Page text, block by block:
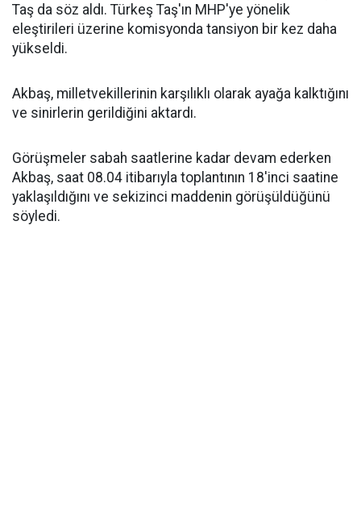
Taş da söz aldı. Türkeş Taş'ın MHP'ye yönelik
eleştirileri üzerine komisyonda tansiyon bir kez daha
yükseldi.
Akbaş, milletvekillerinin karşılıklı olarak ayağa kalktığını
ve sinirlerin gerildiğini aktardı.
Görüşmeler sabah saatlerine kadar devam ederken
Akbaş, saat 08.04 itibarıyla toplantının 18'inci saatine
yaklaşıldığını ve sekizinci maddenin görüşüldüğünü
söyledi.